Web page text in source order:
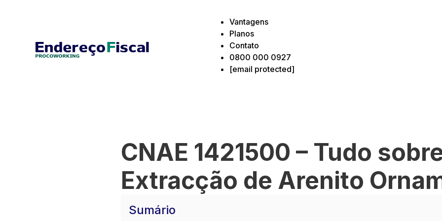
Vantagens
Planos
Contato
0800 000 0927
[email protected]
CNAE 1421500 – Tudo
Extracção de Arenito
Sumário